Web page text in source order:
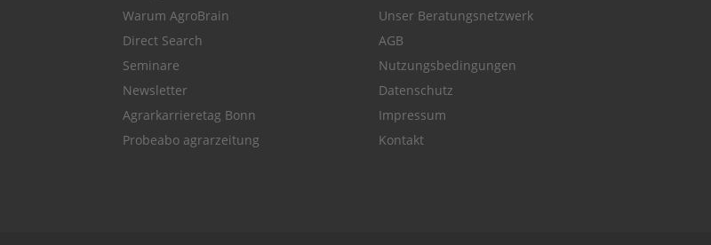
Warum AgroBrain
Direct Search
Seminare
Newsletter
Agrarkarrieretag Bonn
Probeabo agrarzeitung
Unser Beratungsnetzwerk
AGB
Nutzungsbedingungen
Datenschutz
Impressum
Kontakt